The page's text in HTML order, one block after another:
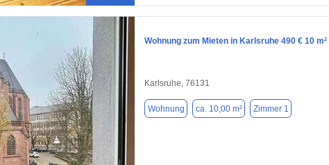
Wohnung zum Mieten in Karlsruhe 490 € 10 m²
Karlsruhe, 76131
Wohnung ca. 10,00 m² Zimmer 1